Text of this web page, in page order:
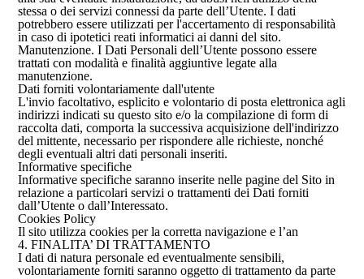
stessa o dei servizi connessi da parte dell’Utente. I dati
potrebbero essere utilizzati per l'accertamento di responsabilità
in caso di ipotetici reati informatici ai danni del sito.
Manutenzione. I Dati Personali dell’Utente possono essere
trattati con modalità e finalità aggiuntive legate alla
manutenzione.
Dati forniti volontariamente dall'utente
L'invio facoltativo, esplicito e volontario di posta elettronica agli
indirizzi indicati su questo sito e/o la compilazione di form di
raccolta dati, comporta la successiva acquisizione dell'indirizzo
del mittente, necessario per rispondere alle richieste, nonché
degli eventuali altri dati personali inseriti.
Informative specifiche
Informative specifiche saranno inserite nelle pagine del Sito in
relazione a particolari servizi o trattamenti dei Dati forniti
dall’Utente o dall’Interessato.
Cookies Policy
Il sito utilizza cookies per la corretta navigazione e l’an
4. FINALITA’ DI TRATTAMENTO
I dati di natura personale ed eventualmente sensibili,
volontariamente forniti saranno oggetto di trattamento da parte